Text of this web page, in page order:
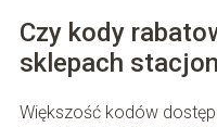
Czy kody
sklepach
Większość kodów